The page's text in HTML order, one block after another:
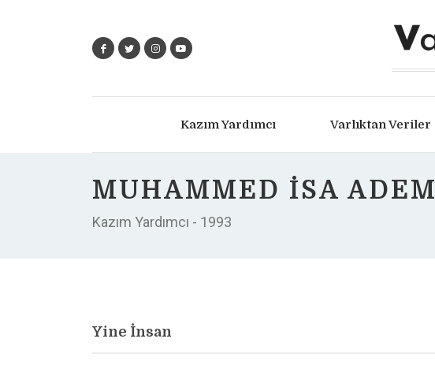
Kazım Yardımcı Varlıktan Veriler
MUHAMMED İSA ADEM
Kazım Yardımcı - 1993
Yine İnsan